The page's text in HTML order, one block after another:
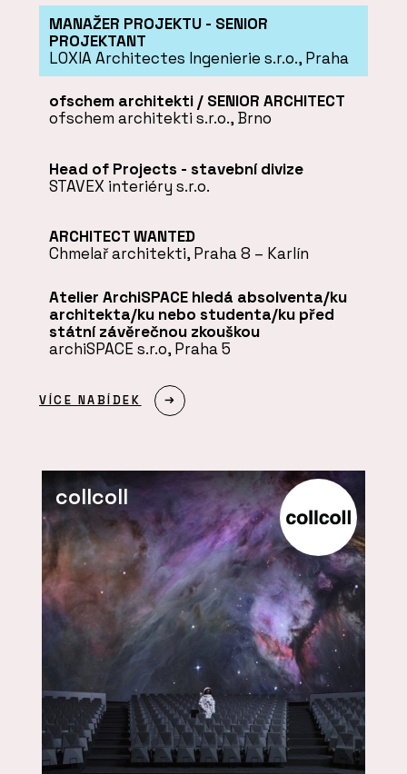
MANAŽER PROJEKTU - SENIOR
PROJEKTANT
LOXIA Architectes Ingenierie s.r.o., Praha
ofschem architekti / SENIOR ARCHITECT
ofschem architekti s.r.o., Brno
Head of Projects - stavební divize
STAVEX interiéry s.r.o.
ARCHITECT WANTED
Chmelař architekti, Praha 8 – Karlín
Atelier ArchiSPACE hledá absolventa/ku
architekta/ku nebo studenta/ku před
státní závěrečnou zkouškou
archiSPACE s.r.o, Praha 5
VÍCE NABÍDEK
collcoll